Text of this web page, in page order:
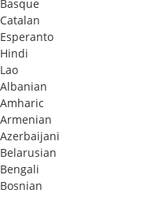
Basque
Catalan
Esperanto
Hindi
Lao
Albanian
Amharic
Armenian
Azerbaijani
Belarusian
Bengali
Bosnian